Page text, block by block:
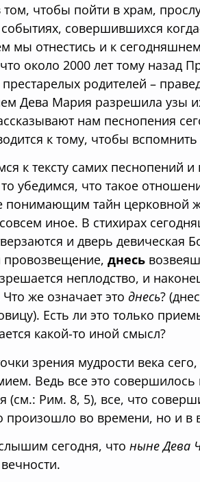
чтобы пойти в храм,
совершившихся
мы отнестись и к
около 2000 лет тому назад
престарелых родителей –
Дева Мария разрешила узы
нам песнопения
к тому, чтобы
к тексту самих песнопений
убедимся, что такое
тайн церковной
совсем иное. В стихирах
и дверь девическая
провозвещение,днесь
неплодство, и
Что же означает этоднесь?
Есть ли это только
какой-то иной смысл?
зрения мудрости века
Ведь все это
(см.: Рим. 8, 5), все, что
произошло во времени, но и в
сегодня, чтоныне Дева